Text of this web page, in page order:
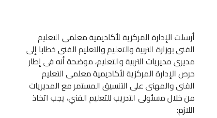
أرسلت الإدارة المركزية لأكاديمية معلمى التعليم
الفنى بوزارة التربية والتعليم والتعليم الفنى خطابا إلى
مديرى مديريات التربية والتعليم، موضحة أنه فى إطار
حرص الإدارة المركزية لأكاديمية معلمى التعليم
الفنى والمهنى على التنسيق المستمر مع المديريات
من خلال مسئولى التدريب للتعليم الفني، يجب اتخاذ
اللازم: